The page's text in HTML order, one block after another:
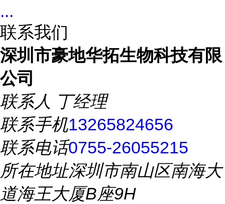
...
联系我们
深圳市豪地华拓生物科技有限
公司
联系人 丁经理
联系手机13265824656
联系电话0755-26055215
所在地址深圳市南山区南海大
道海王大厦B座9H